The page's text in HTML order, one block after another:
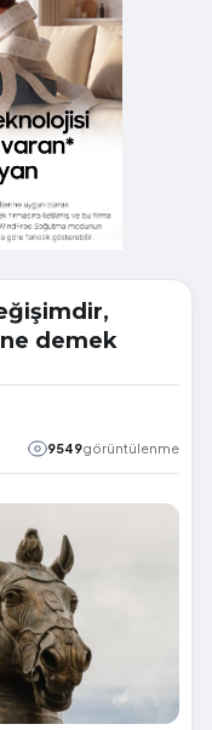
demek
9549görüntülenme